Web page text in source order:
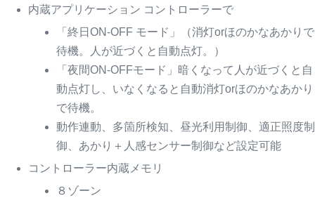
内蔵アプリケーション コントローラーで
「終日ON-OFF モード」（消灯orほのかなあかりで
待機。人が近づくと自動点灯。）
「夜間ON-OFFモード」暗くなって人が近づくと自
動点灯し、いなくなると自動消灯orほのかなあかり
で待機。
動作連動、多箇所検知、昼光利用制御、適正照度制
御、あかり＋人感センサー制御など設定可能
コントローラー内蔵メモリ
８ゾーン